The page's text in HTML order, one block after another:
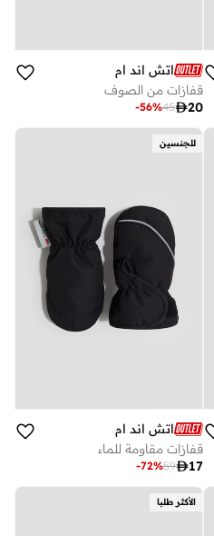
اتش اند ام
قفازات من الصوف
20
45
-56%
للجنسين
اتش اند ام
قفازات مقاومة للماء
17
59
-72%
الأكثر طلبا